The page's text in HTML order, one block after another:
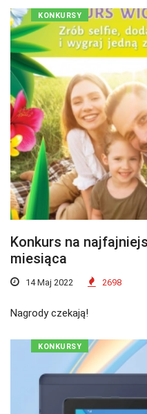
KONKURSY
Konkurs na
miesiąca
14 Maj 2022 2698
Nagrody czekają!
KONKURSY